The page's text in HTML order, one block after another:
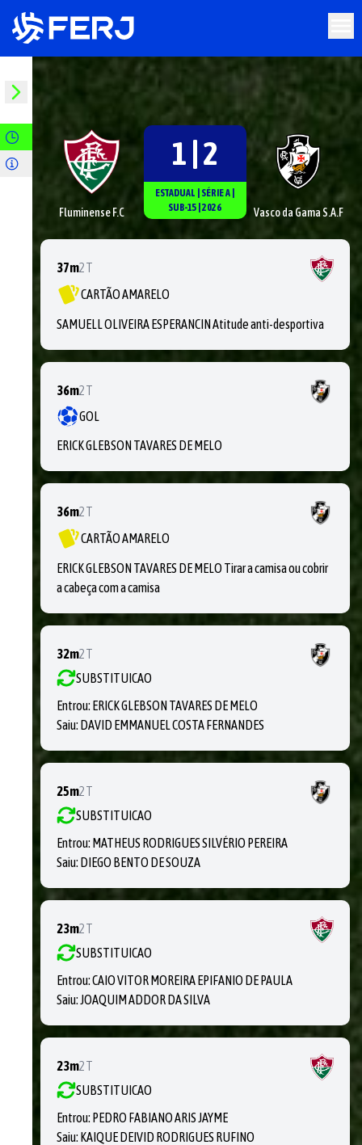
Fluminense F.C
1 | 2
ESTADUAL SÉRIEA
SUB-15 2026 Vasco da Gama S.A.F
37m2T
CARTÃO AMARELO
SAMUELL OLIVEIRA ESPERANCIN Atitude anti-desportiva
36m2T
GOL
ERICK GLEBSON TAVARES DE MELO
36m2T
CARTÃO AMARELO
ERICK GLEBSON TAVARES DE MELO Tirar a camisa ou cobrir
a cabeça com a camisa
32m2T
SUBSTITUICAO
Entrou: ERICK GLEBSON TAVARES DE MELO
Saiu: DAVID EMMANUEL COSTA FERNANDES
25m2T
SUBSTITUICAO
Entrou: MATHEUS RODRIGUES SILVÉRIO PEREIRA
Saiu: DIEGO BENTO DE SOUZA
23m2T
SUBSTITUICAO
Entrou:CAIO VITOR MOREIRA EPIFANIO DE PAULA
Saiu:JOAQUIM ADDOR DA SILVA
23m2T
SUBSTITUICAO
Entrou: PEDRO FABIANO ARIS JAYME
Saiu: KAIQUE DEIVID RODRIGUES RUFINO